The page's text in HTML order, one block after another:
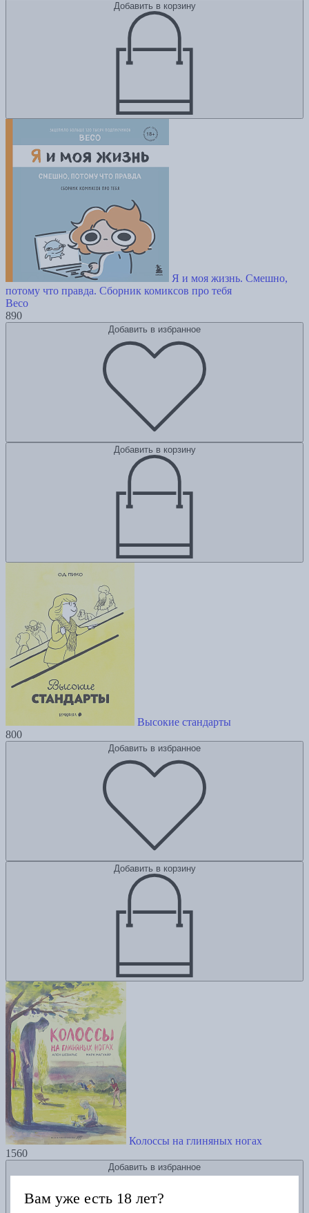
Добавить в корзину
Я и моя жизнь. Смешно,
потому что правда. Сборник комиксов про тебя
Beco
890
Добавить в избранное
Добавить в корзину
Высокие стандарты
800
Добавить в избранное
Добавить в корзину
Колоссы на глиняных ногах
1560
Добавить в избранное
Вам уже есть 18 лет?